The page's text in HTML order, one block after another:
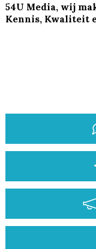
54U Media, wij
Kennis, Kwaliteit